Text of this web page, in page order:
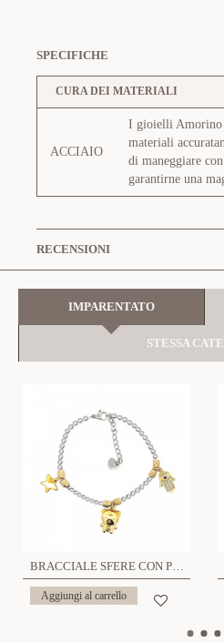
SPECIFICHE
CURA DEI MATERIALI
ACCIAIO
I gioielli Amorino
materiali
di maneggiare
garantirne una
RECENSIONI
IMPARENTATO
STESSA
BRACCIALE SFERE CON PEPITE E CHARMS - JN2384E556
Aggiungi al carrello